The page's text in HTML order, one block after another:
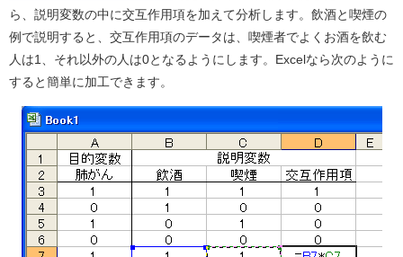
ら、説明変数の中に交互作用項を加えて分析します。飲酒と喫煙の
例で説明すると、交互作用項のデータは、喫煙者でよくお酒を飲む
人は1、それ以外の人は0となるようにします。Excelなら次のように
すると簡単に加工できます。